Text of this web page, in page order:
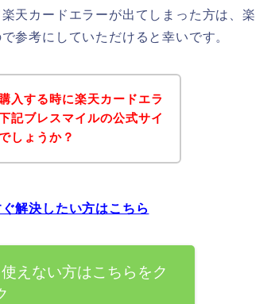
天カードエラーが出てしまった方は、楽
参考にしていただけると幸いです。
入する時に楽天カードエラ
記ブレスマイルの公式サイ
しょうか？
解決したい方はこちら
えない方はこちらをク